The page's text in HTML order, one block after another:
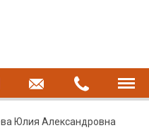
Юлия Александровна